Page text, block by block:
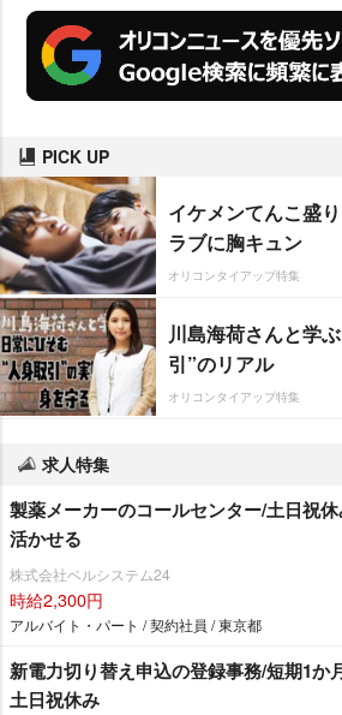
PICK UP
イケメンてんこ盛
ラブに胸キュン
オリコンタイアップ特集
川島海荷さんと学
引”のリアル
オリコンタイアップ特集
求人特集
製薬メーカーのコールセンター/土日祝
活かせる
株式会社ベルシステム24
時給2,300円
アルバイト・パート / 契約社員 / 東京都
新電力切り替え申込の登録事務/短期1か
土日祝休み